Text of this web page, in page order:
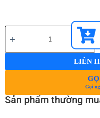
LIÊN
Gọi
Sản phẩm thường